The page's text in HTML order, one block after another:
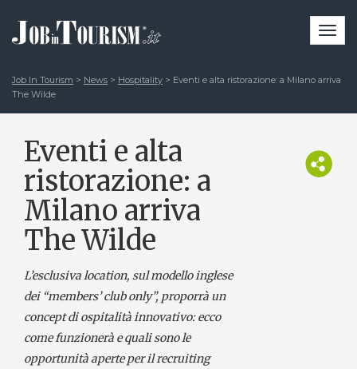
Job In Tourism > News > Hospitality > Eventi e alta ristorazione: a Milano arriva
The Wilde
Eventi e alta
ristorazione: a
Milano arriva
The Wilde
L’esclusiva location, sul modello inglese
dei “members’ club only”, proporrà un
concept di ospitalità innovativo: ecco
come funzionerà e quali sono le
opportunità aperte per il recruiting